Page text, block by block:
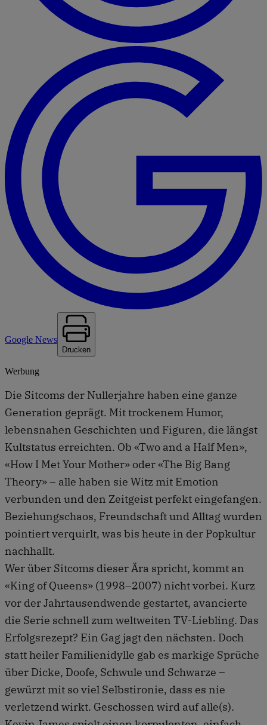
Google News
Drucken
Werbung
Die Sitcoms der Nullerjahre haben eine ganze
Generation geprägt. Mit trockenem Humor,
lebensnahen Geschichten und Figuren, die längst
Kultstatus erreichten. Ob «Two and a Half Men»,
«How I Met Your Mother» oder «The Big Bang
Theory» – alle haben sie Witz mit Emotion
verbunden und den Zeitgeist perfekt eingefangen.
Beziehungschaos, Freundschaft und Alltag wurden
pointiert verquirlt, was bis heute in der Popkultur
nachhallt.
Wer über Sitcoms dieser Ära spricht, kommt an
«King of Queens» (1998–2007) nicht vorbei. Kurz
vor der Jahrtausendwende gestartet, avancierte
die Serie schnell zum weltweiten TV-Liebling. Das
Erfolgsrezept? Ein Gag jagt den nächsten. Doch
statt heiler Familienidylle gab es markige Sprüche
über Dicke, Doofe, Schwule und Schwarze –
gewürzt mit so viel Selbstironie, dass es nie
verletzend wirkt. Geschossen wird auf alle(s).